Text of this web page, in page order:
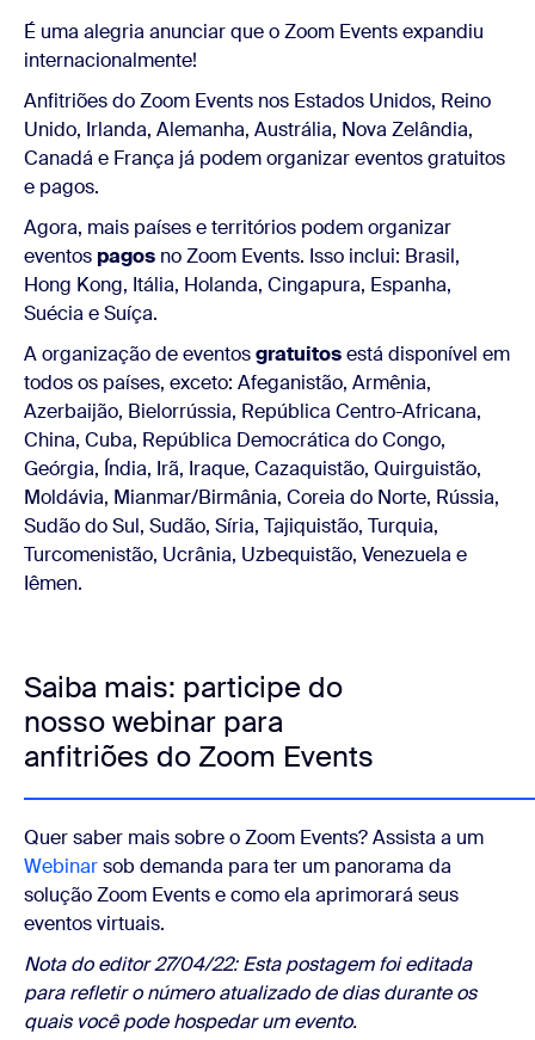
É uma alegria anunciar que o Zoom Events expandiu
internacionalmente!
Anfitriões do Zoom Events nos Estados Unidos, Reino
Unido, Irlanda, Alemanha, Austrália, Nova Zelândia,
Canadá e França já podem organizar eventos gratuitos
e pagos.
Agora, mais países e territórios podem organizar
eventos pagos no Zoom Events. Isso inclui: Brasil,
Hong Kong, Itália, Holanda, Cingapura, Espanha,
Suécia e Suíça.
A organização de eventosgratuitosestá disponível em
todos os países, exceto: Afeganistão, Armênia,
Azerbaijão, Bielorrússia, República Centro-Africana,
China, Cuba, República Democrática do Congo,
Geórgia, Índia, Irã, Iraque, Cazaquistão, Quirguistão,
Moldávia, Mianmar/Birmânia, Coreia do Norte, Rússia,
Sudão do Sul, Sudão, Síria, Tajiquistão, Turquia,
Turcomenistão, Ucrânia, Uzbequistão, Venezuela e
Iêmen.
Saiba mais: participe do
nosso webinar para
anfitriões do Zoom Events
Quer saber mais sobre o Zoom Events? Assista a um
Webinarsob demanda para ter um panorama da
solução Zoom Events e como ela aprimorará seus
eventos virtuais.
Nota do editor 27/04/22: Esta postagem foi editada
para refletir o número atualizado de dias durante os
quais você pode hospedar um evento.